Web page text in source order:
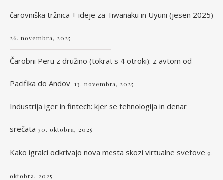
čarovniška tržnica + ideje za Tiwanaku in Uyuni (jesen 2025)
26. novembra, 2025
Čarobni Peru z družino (tokrat s 4 otroki): z avtom od
Pacifika do Andov 13. novembra, 2025
Industrija iger in fintech: kjer se tehnologija in denar
srečata 30. oktobra, 2025
Kako igralci odkrivajo nova mesta skozi virtualne svetove 9.
oktobra, 2025